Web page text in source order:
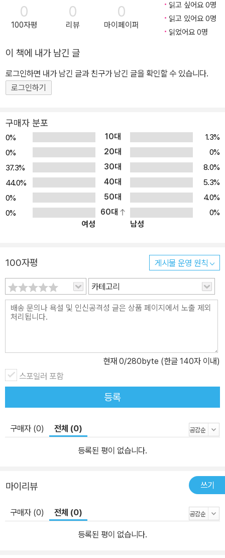
0
100자평
0
리뷰
0
마이페이퍼
읽고 싶어요 0명
읽고 있어요 0명
읽었어요 0명
이 책에 내가 남긴 글
로그인하면 내가 남긴 글과 친구가 남긴 글을 확인할 수 있습니다.
로그인하기
구매자 분포
0% 10대
1.3%
0%
20대
0%
37.3%
30대
8.0%
44.0%
40대
5.3%
0%
50대
4.0%
0%
60대
0%
여성
남성
100자평 게시물 운영 원칙
카테고리
현재 0/280byte (한글 140자 이내)
스포일러 포함
등록
구매자 (0) 전체 (0)
등록된 평이 없습니다.
마이리뷰 쓰기
구매자 (0) 전체 (0)
등록된 평이 없습니다.